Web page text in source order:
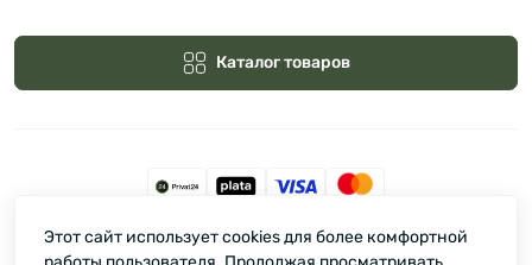
Каталог товаров
Зелмарт © 2026
Этот сайт использует cookies для более комфортной